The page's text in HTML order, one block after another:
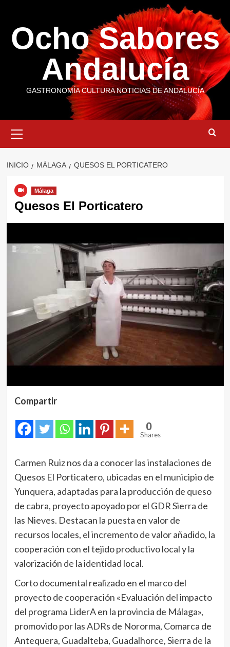
contenido
Ocho Sabores
Andalucía
GASTRONOMÍA CULTURA NOTICIAS DE ANDALUCÍA
primario
INICIO MÁLAGA QUESOS EL PORTICATERO
Málaga
Quesos El Porticatero
Compartir
0
Shares
Carmen Ruiz nos da a conocer las instalaciones de
Quesos El Porticatero, ubicadas en el municipio de
Yunquera, adaptadas para la producción de queso
de cabra, proyecto apoyado por el GDR Sierra de
las Nieves. Destacan la puesta en valor de
recursos locales, el incremento de valor añadido, la
cooperación con el tejido productivo local y la
valorización de la identidad local.
Corto documental realizado en el marco del
proyecto de cooperación «Evaluación del impacto
del programa LiderA en la provincia de Málaga»,
promovido por las ADRs de Nororma, Comarca de
Antequera, Guadalteba, Guadalhorce, Sierra de la